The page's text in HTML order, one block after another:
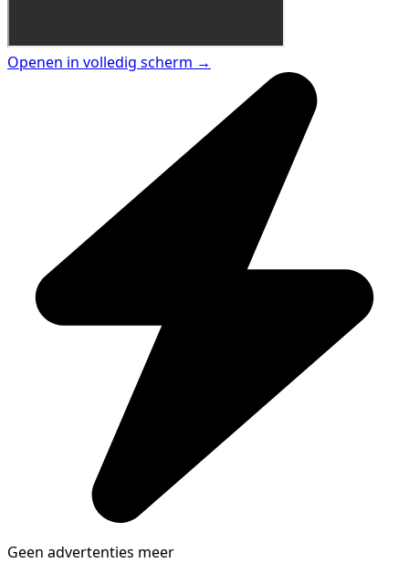
Openen in volledig scherm →
Geen advertenties meer